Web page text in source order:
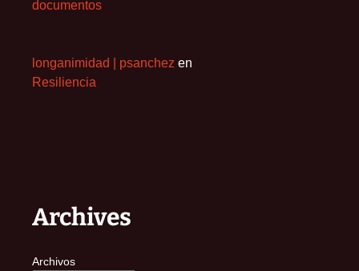
documentos
longanimidad | psanchez en
Resiliencia
Archives
Archivos